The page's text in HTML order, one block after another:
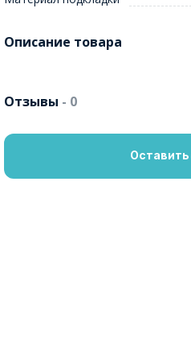
Описание товара
Отзывы - 0